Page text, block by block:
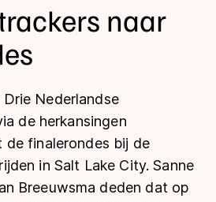
naar
Drie Nederlandse
de herkansingen
finalerondes bij de
in Salt Lake City. Sanne
Breeuwsma deden dat op